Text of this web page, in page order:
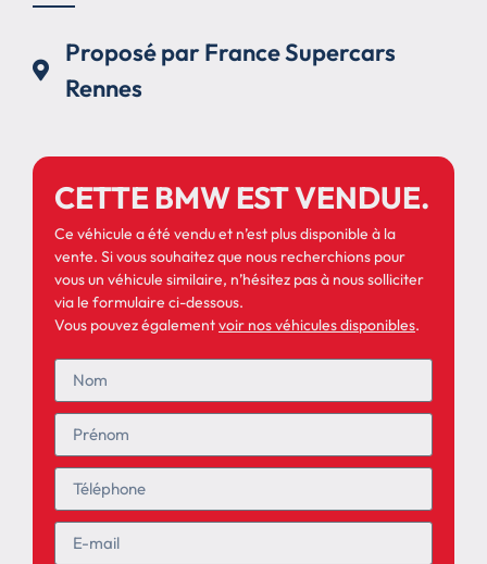
Proposé par France Supercars
Rennes
CETTE BMW EST VENDUE.
Ce véhicule a été vendu et n’est plus disponible à la
vente. Si vous souhaitez que nous recherchions pour
vous un véhicule similaire, n’hésitez pas à nous solliciter
via le formulaire ci-dessous.
Vous pouvez égalementvoir nos véhicules disponibles.